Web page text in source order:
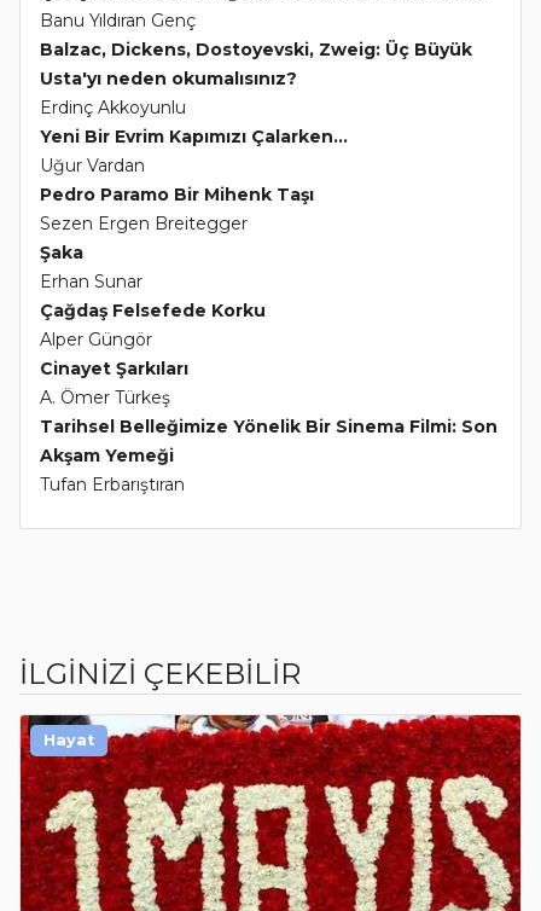
Banu Yıldıran Genç
Balzac, Dickens, Dostoyevski, Zweig: Üç Büyük
Usta'yı neden okumalısınız?
Erdinç Akkoyunlu
Yeni Bir Evrim Kapımızı Çalarken...
Uğur Vardan
Pedro Paramo Bir Mihenk Taşı
Sezen Ergen Breitegger
Şaka
Erhan Sunar
Çağdaş Felsefede Korku
Alper Güngör
Cinayet Şarkıları
A. Ömer Türkeş
Tarihsel Belleğimize Yönelik Bir Sinema Filmi: Son
Akşam Yemeği
Tufan Erbarıştıran
İLGİNİZİ ÇEKEBİLİR
Hayat